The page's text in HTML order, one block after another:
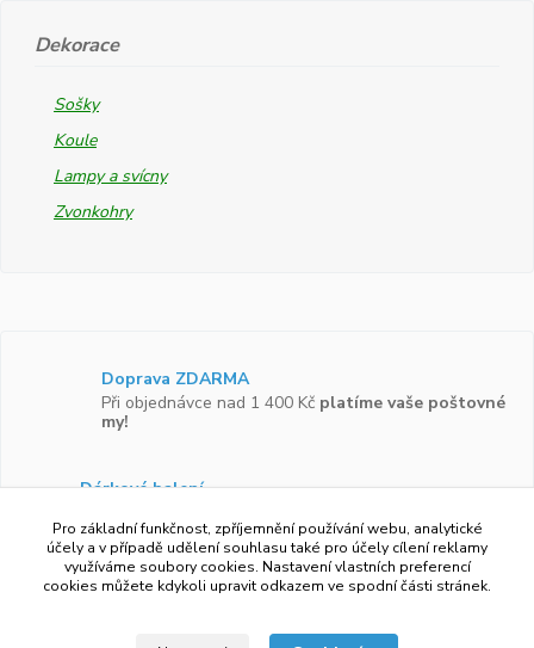
Dekorace
Sošky
Koule
Lampy a svícny
Zvonkohry
Doprava ZDARMA
Při objednávce nad 1 400 Kč platíme vaše poštovné
my!
Dárkové balení
Ověřeno zákazníky
Pro základní funkčnost, zpříjemnění používání webu, analytické
účely a v případě udělení souhlasu také pro účely cílení reklamy
využíváme soubory cookies. Nastavení vlastních preferencí
cookies můžete kdykoli upravit odkazem ve spodní části stránek.